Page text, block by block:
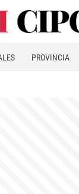
PROVINCIA